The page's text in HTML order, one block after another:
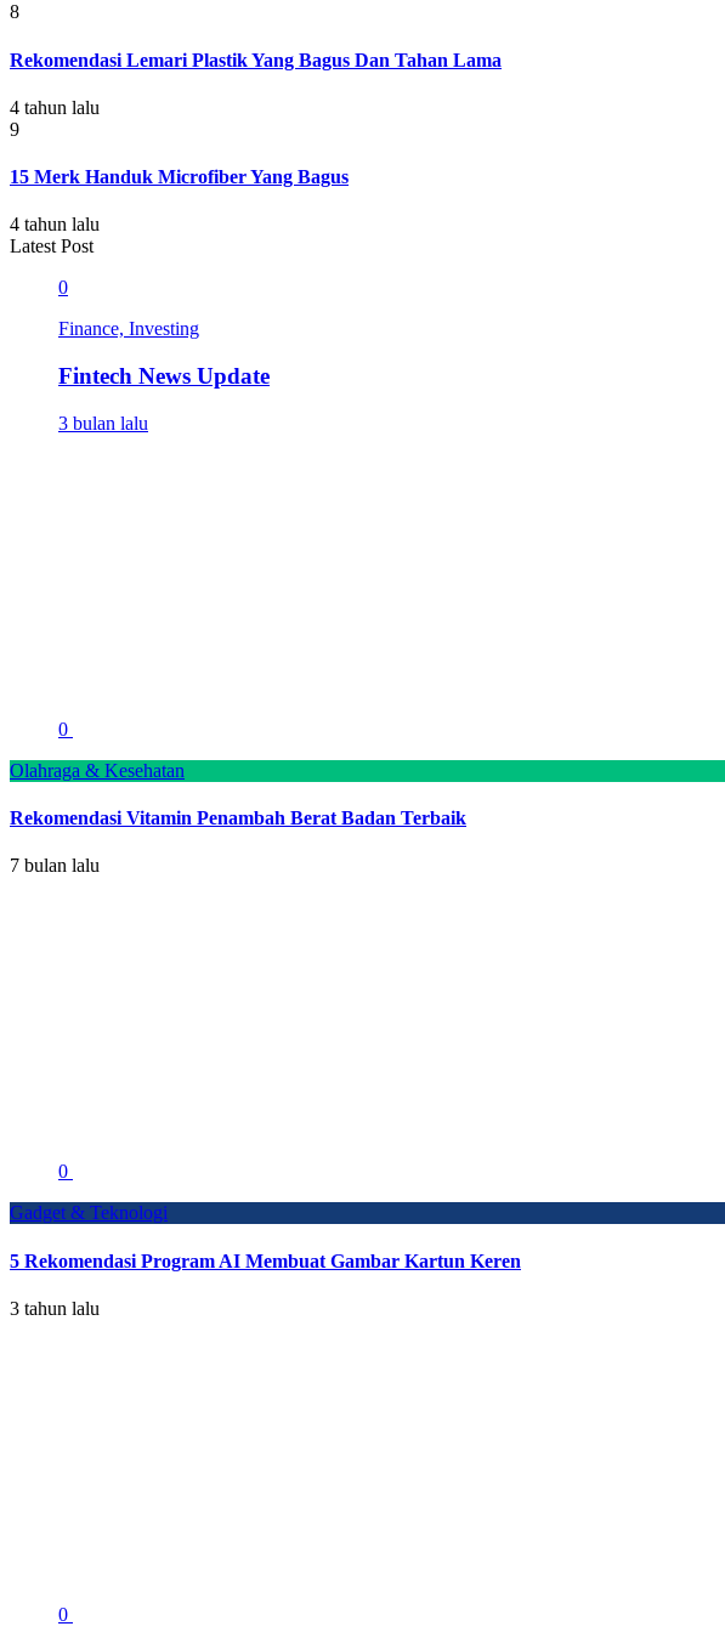
8
Rekomendasi Lemari Plastik Yang Bagus Dan Tahan Lama
4 tahun lalu
9
15 Merk Handuk Microfiber Yang Bagus
4 tahun lalu
Latest Post
0
Finance, Investing
Fintech News Update
3 bulan lalu
0
Olahraga & Kesehatan
Rekomendasi Vitamin Penambah Berat Badan Terbaik
7 bulan lalu
0
Gadget & Teknologi
5 Rekomendasi Program AI Membuat Gambar Kartun Keren
3 tahun lalu
0